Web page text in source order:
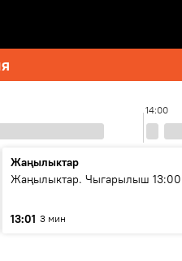
14:00
Жаңылыктар
Жаңылыктар. Чыгарылыш 13:00
13:01 3 мин